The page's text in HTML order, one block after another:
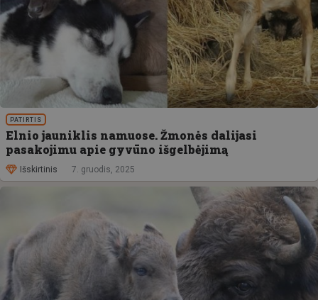
PATIRTIS
Elnio jauniklis namuose. Žmonės dalijasi
pasakojimu apie gyvūno išgelbėjimą
Išskirtinis 7. gruodis, 2025